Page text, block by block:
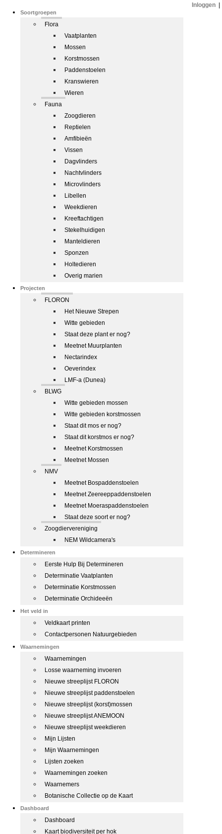
Soortgroepen
Flora
Vaatplanten
Mossen
Korstmossen
Paddenstoelen
Kranswieren
Wieren
Fauna
Zoogdieren
Reptielen
Amfibieën
Vissen
Dagvlinders
Nachtvlinders
Microvlinders
Libellen
Weekdieren
Kreeftachtigen
Stekelhuidigen
Manteldieren
Sponzen
Holtedieren
Overig marien
Projecten
FLORON
Het Nieuwe Strepen
Witte gebieden
Staat deze plant er nog?
Meetnet Muurplanten
Nectarindex
Oeverindex
LMF-a (Dunea)
BLWG
Witte gebieden mossen
Witte gebieden korstmossen
Staat dit mos er nog?
Staat dit korstmos er nog?
Meetnet Korstmossen
Meetnet Mossen
NMV
Meetnet Bospaddenstoelen
Meetnet Zeereeppaddenstoelen
Meetnet Moeraspaddenstoelen
Staat deze soort er nog?
Zoogdiervereniging
NEM Wildcamera's
Determineren
Eerste Hulp Bij Determineren
Determinatie Vaatplanten
Determinatie Korstmossen
Determinatie Orchideeën
Het veld in
Veldkaart printen
Contactpersonen Natuurgebieden
Waarnemingen
Waarnemingen
Losse waarneming invoeren
Nieuwe streeplijst FLORON
Nieuwe streeplijst paddenstoelen
Nieuwe streeplijst (korst)mossen
Nieuwe streeplijst ANEMOON
Nieuwe streeplijst weekdieren
Mijn Lijsten
Mijn Waarnemingen
Lijsten zoeken
Waarnemingen zoeken
Waarnemers
Botanische Collectie op de Kaart
Dashboard
Dashboard
Kaart biodiversiteit per hok
Inloggen